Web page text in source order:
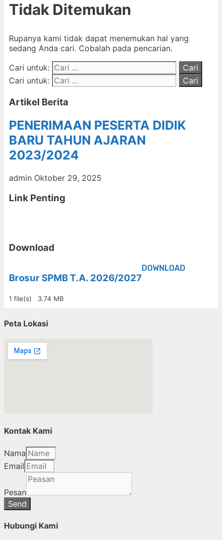
Tidak Ditemukan
Rupanya kami tidak dapat menemukan hal yang
sedang Anda cari. Cobalah pada pencarian.
Cari untuk:
Cari untuk:
Artikel Berita
PENERIMAAN PESERTA DIDIK
BARU TAHUN AJARAN
2023/2024
admin Oktober 29, 2025
Link Penting
Download
Brosur SPMB T.A. 2026/2027
1 file(s) 3.74 MB
DOWNLOAD
Peta Lokasi
Kontak Kami
Nama
Email
Pesan
Send
Hubungi Kami